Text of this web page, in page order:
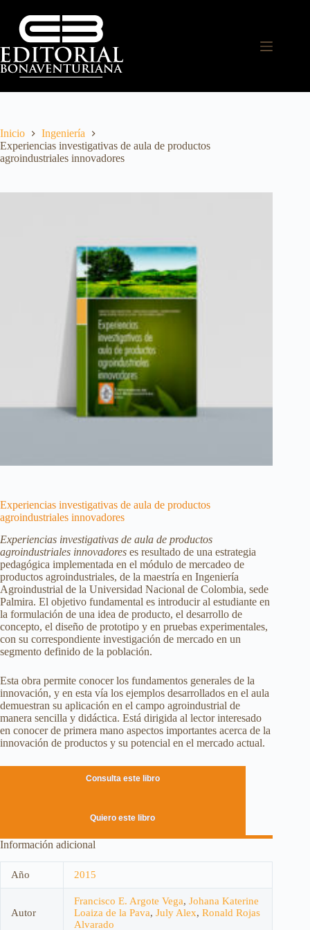
Inicio
Ingeniería
Experiencias investigativas de aula de productos
agroindustriales innovadores
Experiencias investigativas de aula de productos
agroindustriales innovadores
Experiencias investigativas de aula de productos
agroindustriales innovadores es resultado de una estrategia
pedagógica implementada en el módulo de mercadeo de
productos agroindustriales, de la maestría en Ingeniería
Agroindustrial de la Universidad Nacional de Colombia, sede
Palmira. El objetivo fundamental es introducir al estudiante en
la formulación de una idea de producto, el desarrollo de
concepto, el diseño de prototipo y en pruebas experimentales,
con su correspondiente investigación de mercado en un
segmento definido de la población.
Esta obra permite conocer los fundamentos generales de la
innovación, y en esta vía los ejemplos desarrollados en el aula
demuestran su aplicación en el campo agroindustrial de
manera sencilla y didáctica. Está dirigida al lector interesado
en conocer de primera mano aspectos importantes acerca de la
innovación de productos y su potencial en el mercado actual.
Consulta este libro
Quiero este libro
Información adicional
Año 2015
Autor
Francisco E. Argote Vega, Johana Katerine
Loaiza de la Pava, July Alex, Ronald Rojas
Alvarado